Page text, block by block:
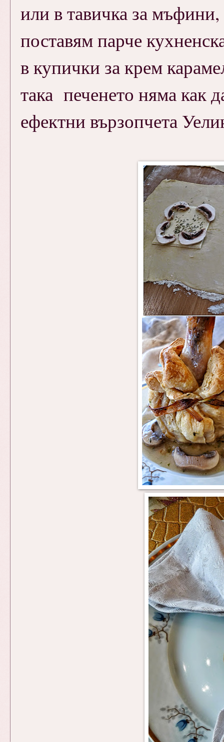
или в тавичка за
поставям парче
в купички за крем
така печенето няма как
ефектни вързопчета